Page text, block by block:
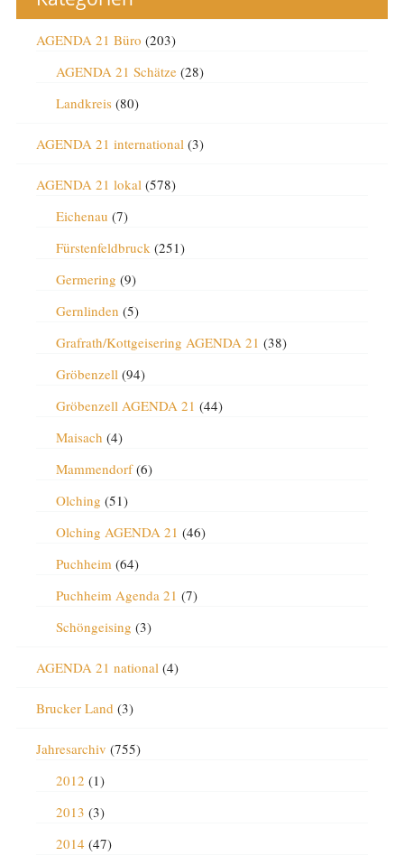
AGENDA 21 Büro (203)
AGENDA 21 Schätze(28)
Landkreis(80)
AGENDA 21 international(3)
AGENDA 21 lokal(578)
Eichenau (7)
Fürstenfeldbruck(251)
Germering (9)
Gernlinden (5)
Grafrath/Kottgeisering AGENDA 21 (38)
Gröbenzell(94)
Gröbenzell AGENDA 21 (44)
Maisach (4)
Mammendorf(6)
Olching (51)
Olching AGENDA 21 (46)
Puchheim(64)
Puchheim Agenda 21 (7)
Schöngeising (3)
AGENDA 21 national(4)
Brucker Land (3)
Jahresarchiv (755)
2012 (1)
2013 (3)
2014 (47)